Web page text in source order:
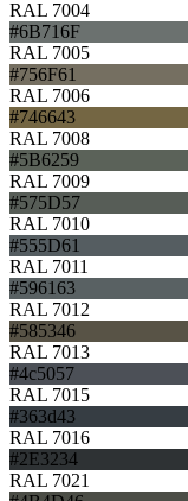
RAL 7004
#6B716F
RAL 7005
#756F61
RAL 7006
#746643
RAL 7008
#5B6259
RAL 7009
#575D57
RAL 7010
#555D61
RAL 7011
#596163
RAL 7012
#585346
RAL 7013
#4c5057
RAL 7015
#363d43
RAL 7016
#2E3234
RAL 7021